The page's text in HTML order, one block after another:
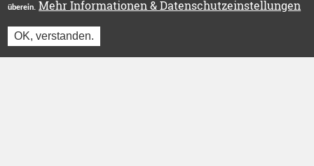
überein. Mehr Informationen & Datenschutzeinstellungen
OK, verstanden.